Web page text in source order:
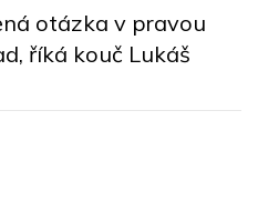
otázka v pravou
říká kouč Lukáš